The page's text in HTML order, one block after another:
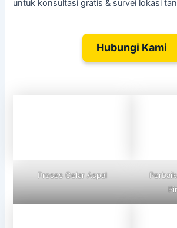
untuk konsultasi gratis & survei lokasi
Hubungi Kami
Proses Gelar Aspal